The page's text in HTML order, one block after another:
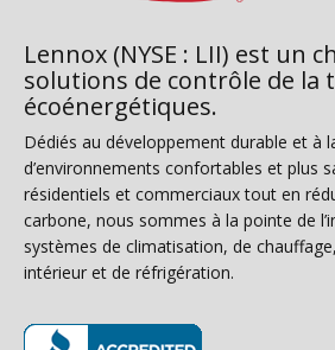
Lennox (NYSE : LII) est un
solutions de contrôle de la
écoénergétiques.
Dédiés au développement durable et à
d’environnements confortables et plus
résidentiels et commerciaux tout en
carbone, nous sommes à la pointe de
systèmes de climatisation, de
intérieur et de réfrigération.